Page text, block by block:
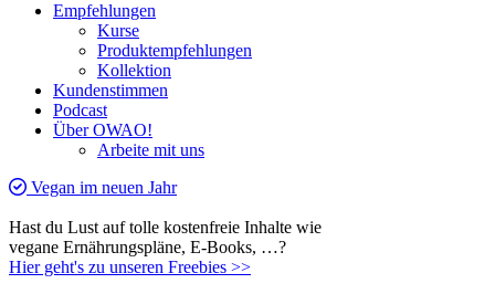
Empfehlungen
Kurse
Produktempfehlungen
Kollektion
Kundenstimmen
Podcast
Über OWAO!
Arbeite mit uns
Vegan im neuen Jahr
Hast du Lust auf tolle kostenfreie Inhalte wie
vegane Ernährungspläne, E-Books, …?
Hier geht's zu unseren Freebies >>